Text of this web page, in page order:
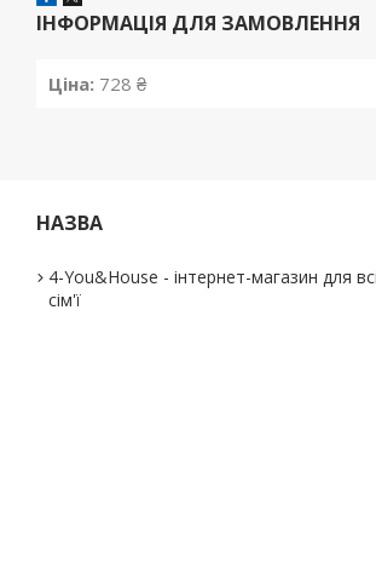
ІНФОРМАЦІЯ ДЛЯ ЗАМОВЛЕННЯ
Ціна: 728 ₴
НАЗВА
4-You&House - інтернет-магазин для
сім'ї